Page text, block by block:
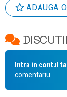
ADAUGA
Intra in contul
comentariu